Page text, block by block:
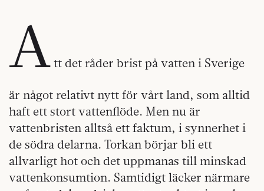
A tt det råder brist på vatten i Sverige
är något relativt nytt för vårt land, som alltid
haft ett stort vattenflöde. Men nu är
vattenbristen alltså ett faktum, i synnerhet i
de södra delarna. Torkan börjar bli ett
allvarligt hot och det uppmanas till minskad
vattenkonsumtion. Samtidigt läcker närmare